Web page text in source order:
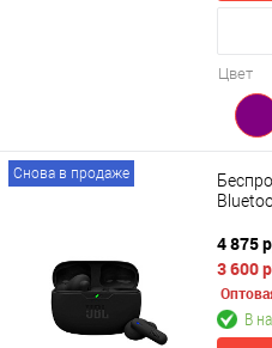
Цвет
Снова в продаже
4 875
3 600
В